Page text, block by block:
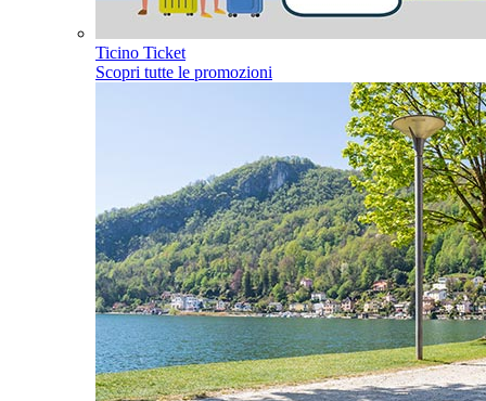
Ticino Ticket
Scopri tutte le promozioni